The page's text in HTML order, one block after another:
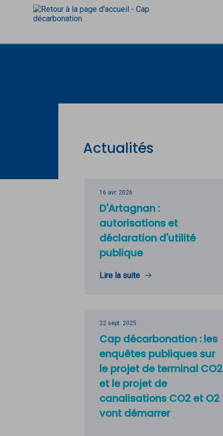
Accèder directement au contenu
Actualités
16 avr. 2026
D'Artagnan :
autorisations et
déclaration d'utilité
publique
Lire la suite
22 sept. 2025
Cap décarbonation : les
enquêtes publiques sur
le projet de terminal CO2
et le projet de
canalisations CO2 et O2
vont démarrer